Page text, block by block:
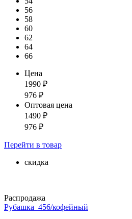
56
58
60
62
64
66
Цена
1990 ₽
976 ₽
Оптовая цена
1490 ₽
976 ₽
Перейти в товар
скидка
Распродажа
Рубашка_456/кофейный